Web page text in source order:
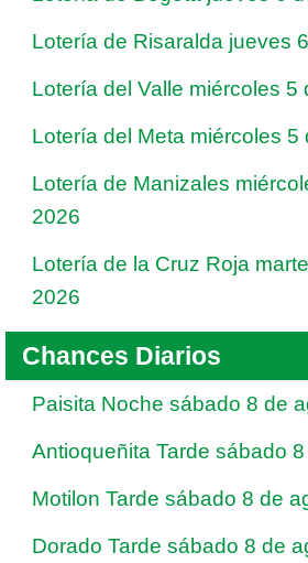
Lotería de Risaralda jueves
Lotería del Valle miércoles 5
Lotería del Meta miércoles 5
Lotería de Manizales
2026
Lotería de la Cruz Roja
2026
Chances Diarios
Paisita Noche sábado 8 de
Antioqueñita Tarde sábado
Motilon Tarde sábado 8 de
Dorado Tarde sábado 8 de